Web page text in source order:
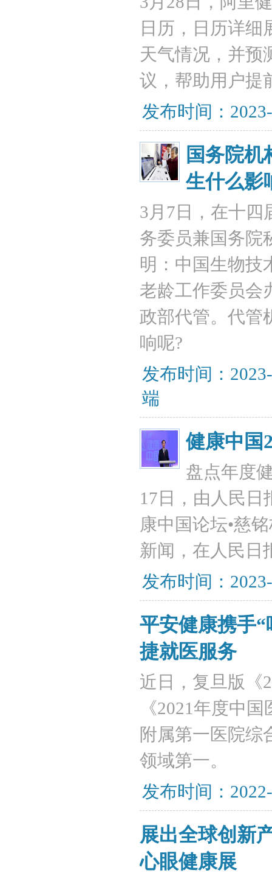
日历，日历详细
天气情况，并预
议，帮助用户提
发布时间：
国务院
生什么影
3月7日，在十四
务委员兼国务院
明：中国生物技
老龄工作委员会
政部代管。代管
响呢?
发布时间：
端
健康中国
盘点年度
17日，由人民日
康中国论坛•慈
新闻，在人民日
发布时间：
平安健康携手
捷就医服务
近日，复旦版《
《2021年度中
附属第一医院综
领域第一。
发布时间：
展出全球创新
心眼健康展